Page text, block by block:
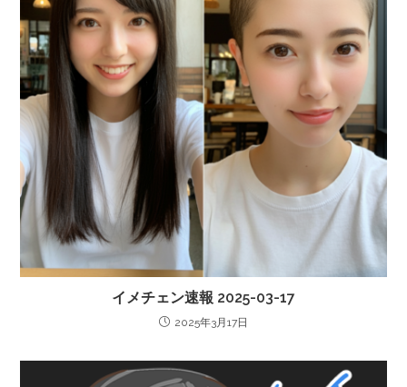
イメチェン速報 2025-03-17
2025年3月17日